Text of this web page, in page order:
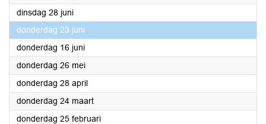
dinsdag 28 juni2016
donderdag 23 juni
donderdag 16 juni2016
donderdag 26 mei2016
donderdag 28 april2016
donderdag 24 maart2016
donderdag 25 februari2016